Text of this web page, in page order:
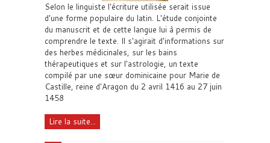
Selon le linguiste l'écriture utilisée serait issue
d'une forme populaire du latin. L'étude conjointe
du manuscrit et de cette langue lui à permis de
comprendre le texte. Il s'agirait d'informations sur
des herbes médicinales, sur les bains
thérapeutiques et sur l'astrologie, un texte
compilé par une sœur dominicaine pour Marie de
Castille, reine d'Aragon du 2 avril 1416 au 27 juin
1458
Lire la suite...